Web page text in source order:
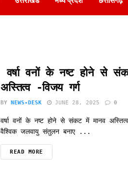
वर्षा वनों के नष्ट होने से
अस्तित्व -विजय गर्ग
BY NEWS-DESK JUNE 28, 2025 0
वर्षा वनों के नष्ट होने से संकट में मानव
वैश्विक जलवायु संतुलन बनाए ...
READ MORE